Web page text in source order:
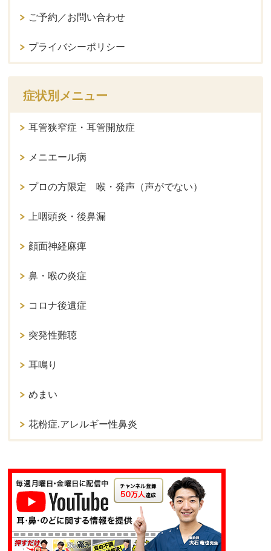
ご予約／お問い合わせ
プライバシーポリシー
症状別メニュー
耳管狭窄症・耳管開放症
メニエール病
プロの方限定 喉・発声（声がでない）
上咽頭炎・後鼻漏
顔面神経麻痺
鼻・喉の炎症
コロナ後遺症
突発性難聴
耳鳴り
めまい
花粉症.アレルギー性鼻炎